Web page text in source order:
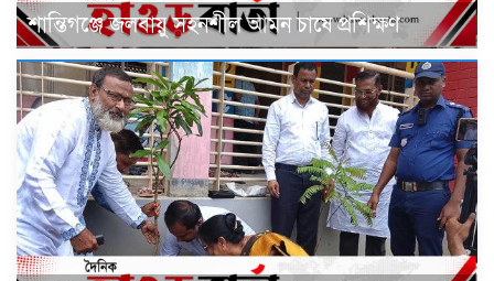
শান্তিগঞ্জে জলবায়ু সহনশীল আমন চাষে প্রশিক্ষণ